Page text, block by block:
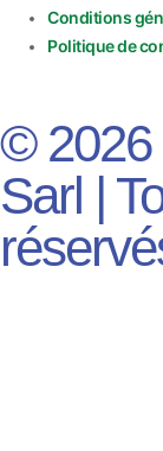
Conditions
Politique de
© 2026
Sarl |